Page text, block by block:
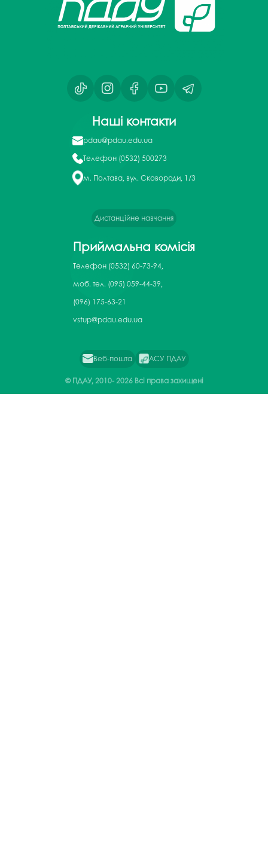
Наші контакти
pdau@pdau.edu.ua
Телефон (0532) 500273
м. Полтава, вул. Сковороди, 1/3
Дистанційне навчання
Приймальна комісія
Телефон (0532) 60-73-94,
моб. тел. (095) 059-44-39,
(096) 175-63-21
vstup@pdau.edu.ua
Веб-пошта АСУ ПДАУ
© ПДАУ, 2010-2026 Всі права захищені